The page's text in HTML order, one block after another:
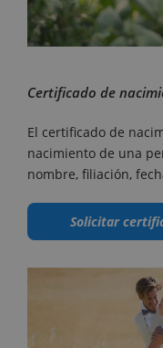
Certificado de
El certificado de
nacimiento de una
nombre, filiación,
Solicitar